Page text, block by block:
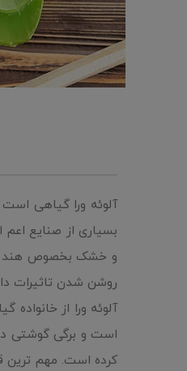
آلوئه ورا گیاهی
بسیاری از صنایع
و خشک بخصوص هند و
روشن شدن تاثیرات
آلوئه ورا از
است و برگی گوشتی
کرده است. مهم ترین